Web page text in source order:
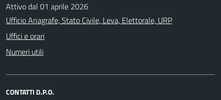
Attivo dal 01 aprile 2026
Ufficio Anagrafe, Stato Civile, Leva, Elettorale, URP
Uffici e orari
Numeri utili
CONTATTI D.P.O.